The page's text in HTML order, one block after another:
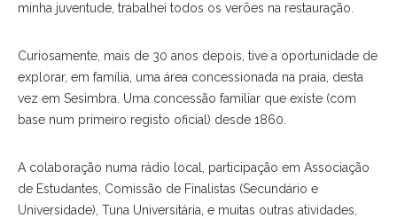
minha juventude, trabalhei todos os verões na restauração.
Curiosamente, mais de 30 anos depois, tive a oportunidade de
explorar, em família, uma área concessionada na praia, desta
vez em Sesimbra. Uma concessão familiar que existe (com
base num primeiro registo oficial) desde 1860.
A colaboração numa rádio local, participação em Associação
de Estudantes, Comissão de Finalistas (Secundário e
Universidade), Tuna Universitária, e muitas outras atividades,